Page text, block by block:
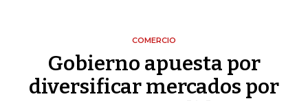
COMERCIO
Gobierno apuesta por
diversificar mercados por